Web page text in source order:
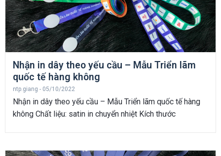
Nhận in dây theo yếu cầu – Mẫu Triển lãm
quốc tế hàng không
ntp.giang 05/10/2022
Nhận in dây theo yếu cầu – Mẫu Triển lãm quốc tế hàng
không Chất liệu: satin in chuyển nhiệt Kích thước